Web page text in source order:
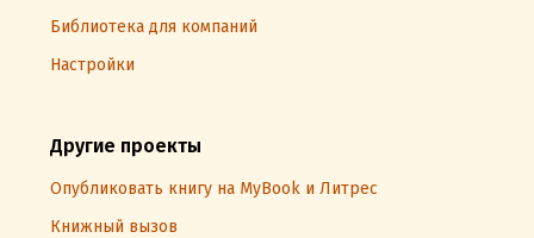
Библиотека для компаний
Настройки
Другие проекты
Опубликовать книгу на MyBook и Литрес
Книжный вызов